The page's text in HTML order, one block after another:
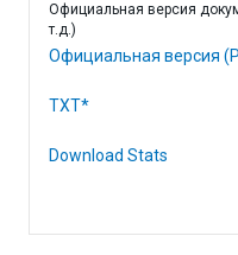
Официальная версия
т.д.)
Официальная версия
TXT*
Download Stats